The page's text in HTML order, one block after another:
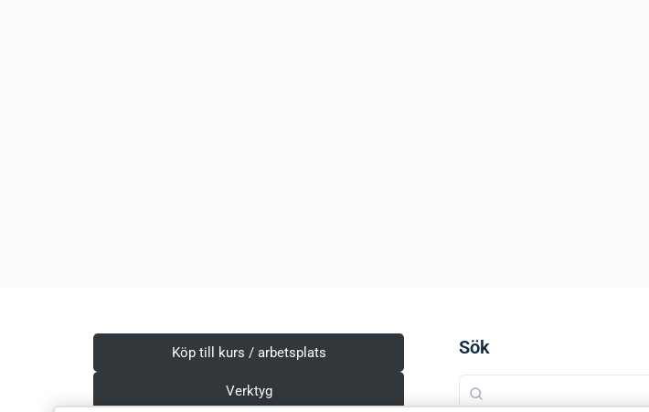
Köp till kurs / arbetsplats
Verktyg
Sök